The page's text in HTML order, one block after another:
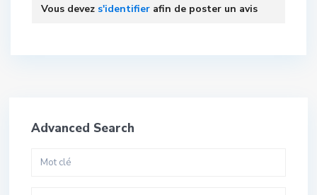
Vous devez s'identifier afin de poster un avis
Advanced Search